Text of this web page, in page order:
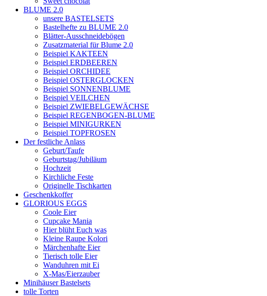
BLUME 2.0
unsere BASTELSETS
Bastelhefte zu BLUME 2.0
Blätter-Ausschneidebögen
Zusatzmaterial für Blume 2.0
Beispiel KAKTEEN
Beispiel ERDBEEREN
Beispiel ORCHIDEE
Beispiel OSTERGLOCKEN
Beispiel SONNENBLUME
Beispiel VEILCHEN
Beispiel ZWIEBELGEWÄCHSE
Beispiel REGENBOGEN-BLUME
Beispiel MINIGURKEN
Beispiel TOPFROSEN
Der festliche Anlass
Geburt/Taufe
Geburtstag/Jubiläum
Hochzeit
Kirchliche Feste
Originelle Tischkarten
Geschenkkoffer
GLORIOUS EGGS
Coole Eier
Cupcake Mania
Hier blüht Euch was
Kleine Raupe Kolori
Märchenhafte Eier
Tierisch tolle Eier
Wanduhren mit Ei
X-Mas/Eierzauber
Minihäuser Bastelsets
tolle Torten